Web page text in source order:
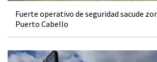
Fuerte operativo de seguridad sacude
Puerto Cabello